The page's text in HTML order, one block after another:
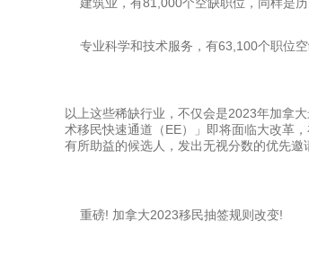
专业科学和技术服务，有63,100个职位空
以上这些稀缺行业，不仅会是2023年加拿
术移民快速通道（EE）」即将面临大改革
有所助益的候选人，发出无视分数的优先邀
重磅! 加拿大2023移民抽签规则改变!